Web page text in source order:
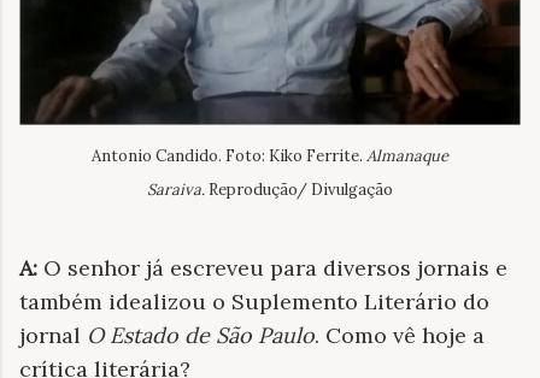
Antonio Candido. Foto: Kiko Ferrite. Almanaque
Saraiva. Reprodução/ Divulgação
A: O senhor já escreveu para diversos jornais e
também idealizou o Suplemento Literário do
jornal O Estado de São Paulo. Como vê hoje a
crítica literária?